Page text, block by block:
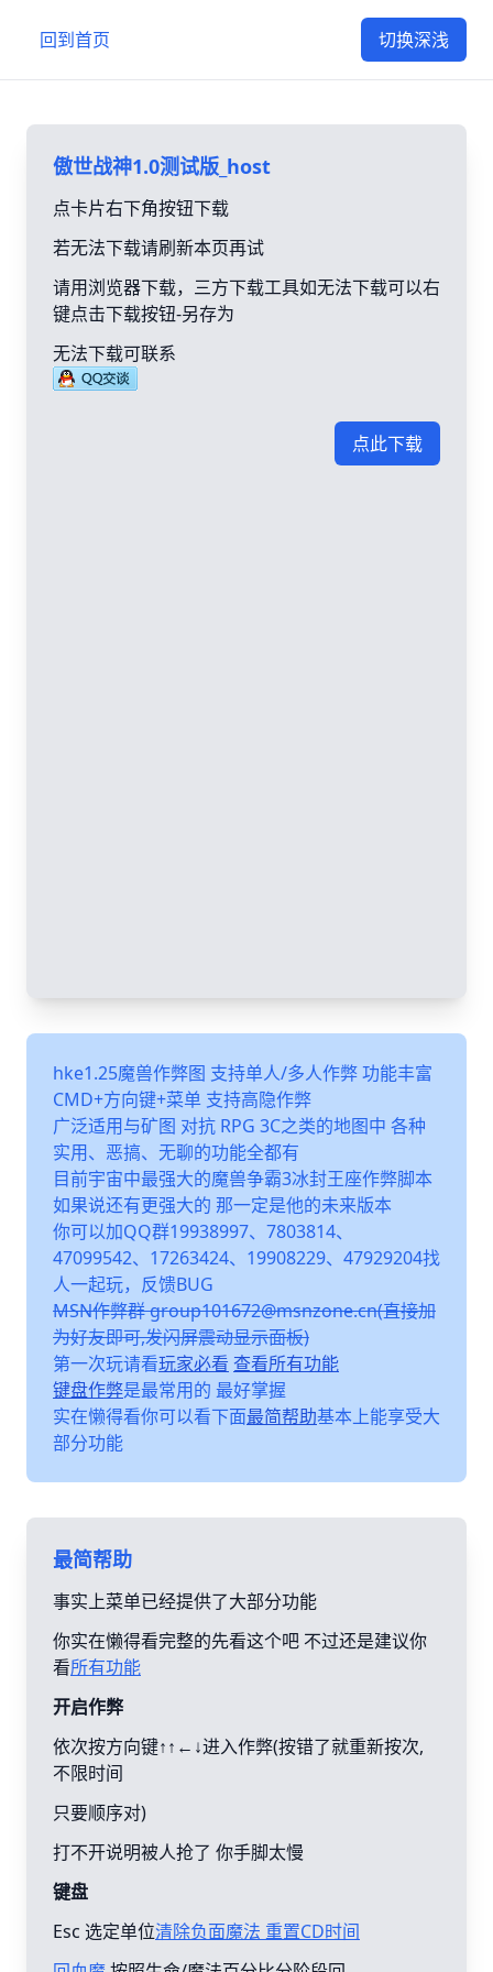
回到首页 切换深浅
傲世战神1.0测试版_host
点卡片右下角按钮下载
若无法下载请刷新本页再试
请用浏览器下载，三方下载工具如无法下载可以右
键点击下载按钮-另存为
无法下载可联系
点此下载
hke1.25魔兽作弊图 支持单人/多人作弊 功能丰富
CMD+方向键+菜单 支持高隐作弊
广泛适用与矿图 对抗 RPG 3C之类的地图中 各种
实用、恶搞、无聊的功能全都有
目前宇宙中最强大的魔兽争霸3冰封王座作弊脚本
如果说还有更强大的 那一定是他的未来版本
你可以加QQ群19938997、7803814、
47099542、17263424、19908229、47929204找
人一起玩，反馈BUG
MSN作弊群 group101672@msnzone.cn(直接加
为好友即可,发闪屏震动显示面板)
第一次玩请看玩家必看 查看所有功能
键盘作弊是最常用的 最好掌握
实在懒得看你可以看下面最简帮助基本上能享受大
部分功能
最简帮助
事实上菜单已经提供了大部分功能
你实在懒得看完整的先看这个吧 不过还是建议你
看所有功能
开启作弊
依次按方向键↑↑←↓进入作弊(按错了就重新按次,
不限时间
只要顺序对)
打不开说明被人抢了 你手脚太慢
键盘
Esc 选定单位清除负面魔法 重置CD时间